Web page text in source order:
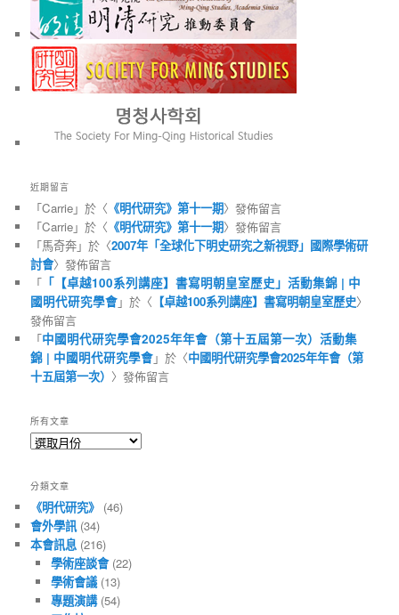
近期留言
「Carrie」於〈 《明代研究》第十一期〉發佈留言
「Carrie」於〈 《明代研究》第十一期〉發佈留言
「馬奇奔」於〈2007年「全球化下明史研究之新視野」國際學術研
討會〉發佈留言
「 「【卓越100系列講座】書寫明朝皇室歷史」活動集錦 | 中
國明代研究學會」於〈 【卓越100系列講座】書寫明朝皇室歷史〉
發佈留言
「中國明代研究學會2025年年會（第十五屆第一次）活動集
錦 | 中國明代研究學會」於〈中國明代研究學會2025年年會（第
十五屆第一次） 〉發佈留言
所有文章
所
章
分類文章
《明代研究》 (46)
會外學訊(34)
本會訊息 (216)
學術座談會(22)
學術會議(13)
專題演講(54)